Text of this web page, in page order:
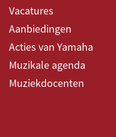
Vacatures
Aanbiedingen
Acties van Yamaha
Muzikale agenda
Muziekdocenten